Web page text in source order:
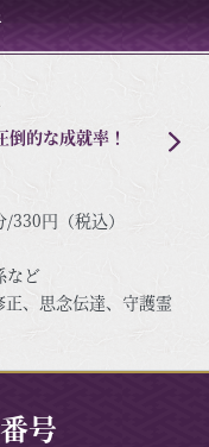
的な成就率！
円（税込）
など
、思念伝達、守護霊
号